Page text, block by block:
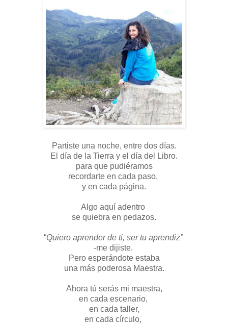
Partiste una noche, entre dos días.
El día de la Tierra y el día del Libro.
para que pudiéramos
recordarte en cada paso,
y en cada página.
Algo aquí adentro
se quiebra en pedazos.
“Quiero aprender de ti, ser tu aprendiz”
-me dijiste.
Pero esperándote estaba
una más poderosa Maestra.
Ahora tú serás mi maestra,
en cada escenario,
en cada taller,
en cada círculo,